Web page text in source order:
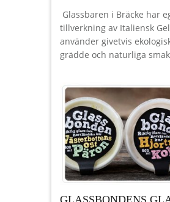
Glassbaren i Bräcke har
tillverkning av Italiensk
använder givetvis
grädde och naturliga
GLASSBONDENS